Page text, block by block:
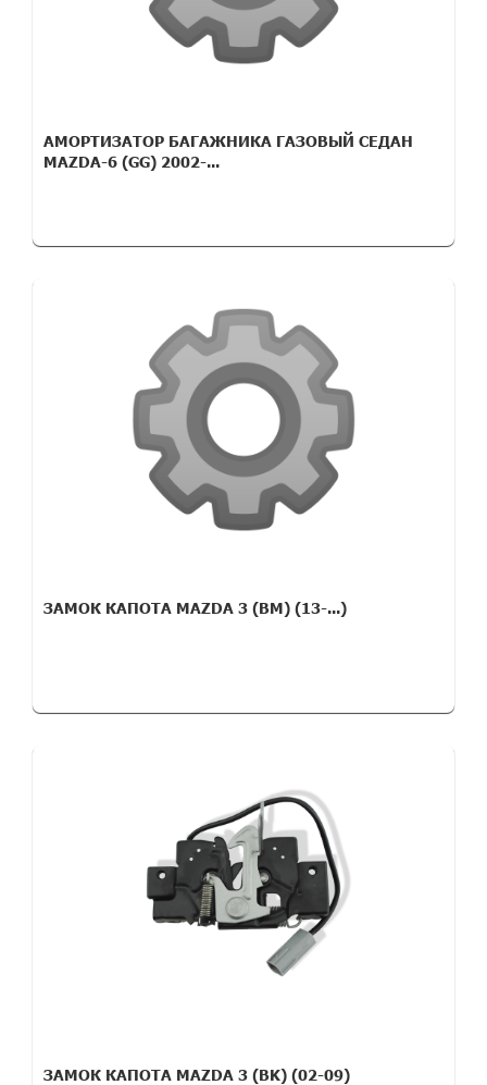
АМОРТИЗАТОР БАГАЖНИКА ГАЗОВЫЙ СЕДАН
MAZDA-6 (GG) 2002-...
ЗАМОК КАПОТА MAZDA 3 (BM) (13-...)
ЗАМОК КАПОТА MAZDA 3 (BK) (02-09)